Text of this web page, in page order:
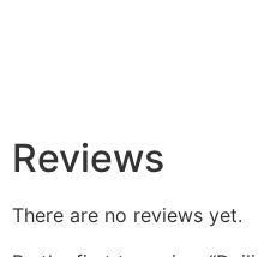
Reviews
There are no reviews yet.